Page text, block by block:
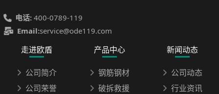
电话: 400-0789-119
Email:service@ode119.com
走进欧盾
公司简介
公司荣誉
产品中心
钢筋钢材
破拆救援
新闻动态
公司动态
行业资讯